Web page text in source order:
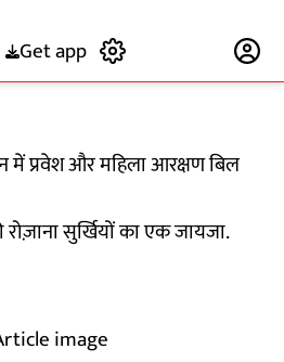
Get app
में प्रवेश और महिला आरक्षण बिल
सुर्खियों का एक जायजा.